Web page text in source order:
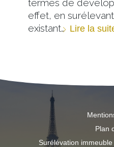
termes de
effet, en
existant… Lire la
Plan
Surélévation